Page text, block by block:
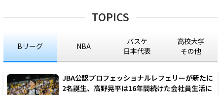
TOPICS
Bリーグ NBA
バスケ
日本代表
高校大学
その他
JBA公認プロフェッショナルレフェリーが新たに
2名誕生、高野晃平は16年間続けた会社員生活に